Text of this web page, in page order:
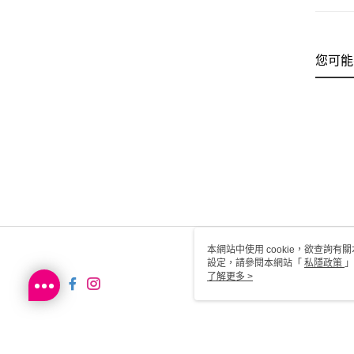
您可
本網站中使用 cookie，欲查詢有
設定，請參閱本網站「 私隱政策
用 cookie。
了解更多 >